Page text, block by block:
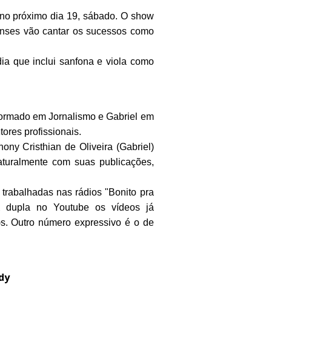
próximo dia 19, sábado. O show
vão cantar os sucessos como
que inclui sanfona e viola como
em Jornalismo e Gabriel em
profissionais.
Cristhian de Oliveira (Gabriel)
com suas publicações,
nas rádios "Bonito pra
dupla no Youtube os vídeos já
Outro número expressivo é o de